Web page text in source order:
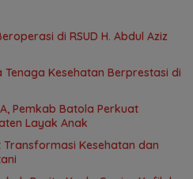
di RSUD H. Abdul Aziz
Kesehatan Berprestasi di
Pemkab Batola Perkuat
Layak Anak
Kesehatan dan